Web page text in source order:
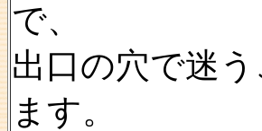
で、
出口の穴で迷
ます。